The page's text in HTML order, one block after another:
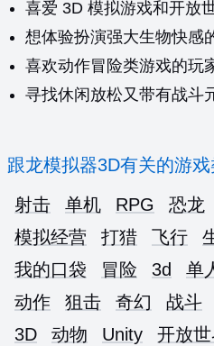
喜爱 3D 模拟游戏和开放
想体验扮演强大生物快感
喜欢动作冒险类游戏的玩
寻找休闲放松又带有战斗
跟龙模拟器3D有关的游
射击
单机 RPG 恐龙
模拟经营
打猎 飞行
我的口袋
冒险 3d 单
动作
狙击 奇幻 战斗
3D
动物 Unity 开放